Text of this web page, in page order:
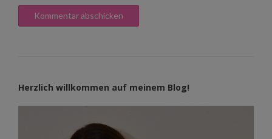
Herzlich willkommen auf meinem Blog!